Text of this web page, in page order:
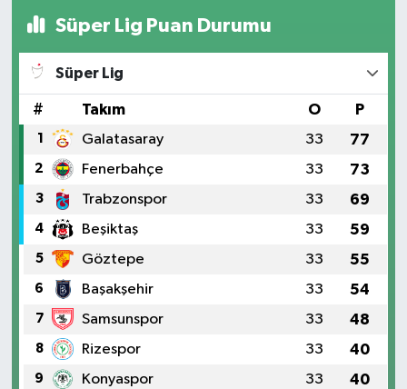
Süper Lig Puan Durumu
Süper Lig
# Takım O P
1 Galatasaray 33 77
2 Fenerbahçe 33 73
3 Trabzonspor 33 69
4 Beşiktaş 33 59
5 Göztepe 33 55
6 Başakşehir 33 54
7 Samsunspor 33 48
8 Rizespor 33 40
9 Konyaspor 33 40